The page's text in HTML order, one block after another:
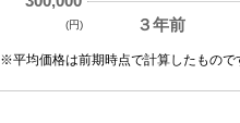
３年前
(円)
※平均価格は前期時点で計算したもので